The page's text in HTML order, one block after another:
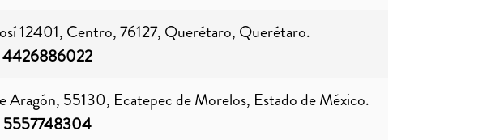
12401, Centro, 76127, Querétaro, Querétaro.
4426886022
Aragón, 55130, Ecatepec de Morelos, Estado de México.
5557748304